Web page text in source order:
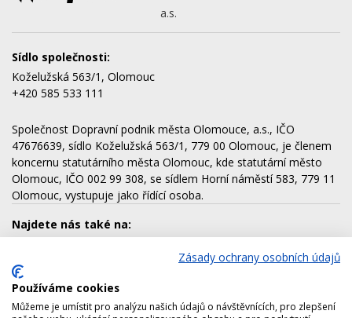
a.s.
Sídlo společnosti:
Koželužská 563/1, Olomouc
+420 585 533 111
Společnost Dopravní podnik města Olomouce, a.s., IČO
47676639, sídlo Koželužská 563/1, 779 00 Olomouc, je členem
koncernu statutárního města Olomouc, kde statutární město
Olomouc, IČO 002 99 308, se sídlem Horní náměstí 583, 779 11
Olomouc, vystupuje jako řídící osoba.
Najdete nás také na:
Dalšími členy koncernu jsou:
Zásady ochrany osobních údajů
Používáme cookies
Můžeme je umístit pro analýzu našich údajů o návštěvnících, pro zlepšení